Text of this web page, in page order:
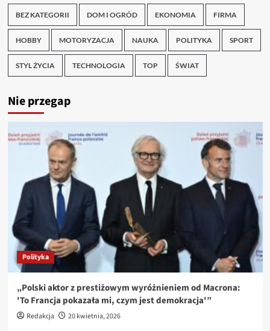
BEZ KATEGORII DOM I OGRÓD EKONOMIA FIRMA
HOBBY MOTORYZACJA NAUKA POLITYKA SPORT
STYL ŻYCIA TECHNOLOGIA TOP ŚWIAT
Nie przegap
Polityka
„Polski aktor z prestiżowym wyróżnieniem od Macrona:
'To Francja pokazała mi, czym jest demokracja'”
Redakcja 20 kwietnia, 2026